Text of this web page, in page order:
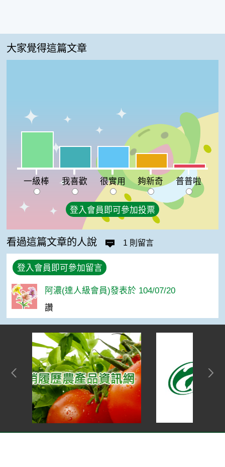
大家覺得這篇文章
我喜歡:22% 很實用:22%
夠新奇:15%
普普啦:4%
一級棒
我喜歡 很實用 夠新奇 普普啦
登入會員即可參加投票
看過這篇文章的人說 1 則留言
登入會員即可參加留言
阿濃(達人級會員)發表於 104/07/20
讚